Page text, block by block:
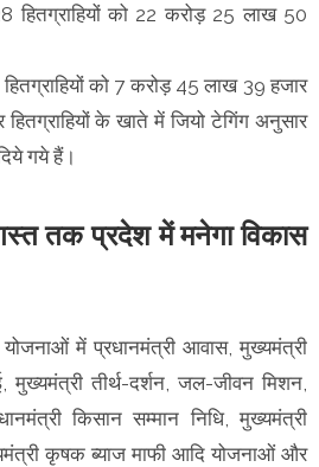
हितग्राहियों को 22 करोड़ 25 लाख 50
को 7 करोड़ 45 लाख 39 हजार
के खाते में जियो टेगिंग अनुसार
गये हैं।
तक प्रदेश में मनेगा विकास
योजनाओं में प्रधानमंत्री आवास, मुख्यमंत्री
मुख्यमंत्री तीर्थ-दर्शन, जल-जीवन मिशन,
किसान सम्मान निधि, मुख्यमंत्री
कृषक ब्याज माफी आदि योजनाओं और